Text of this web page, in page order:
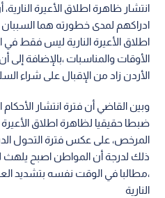
انتشار ظاهرة اطلاق الأعيرة
ادراكهم لمدى خطورته هما
اطلاق الأعيرة النارية ليس فقط في
الأوقات والمناسبات ،بالإضافة إلى
الأردن زاد من الإقبال على شراء
وبين القاضي أن فترة انتشار
ضبطا حقيقيا لظاهرة اطلاق الأعيرة
المرخص، على عكس فترة التحول
ذلك لدرجة أن المواطن اصبح
،مطالبا في الوقت نفسه بتشديد
النارية